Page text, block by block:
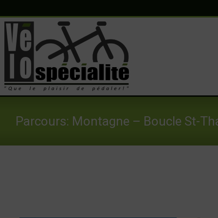
Vélo Spécialité
"Que le plaisir de pédaler!"
Parcours: Montagne – Boucle St-